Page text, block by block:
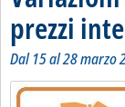
prezzi
Dal 15 al 28 marzo
Lista